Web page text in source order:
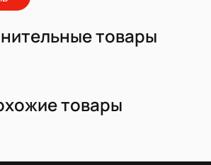
товары
товары